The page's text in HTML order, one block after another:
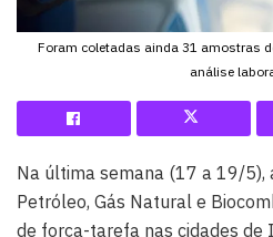
Foram coletadas ainda 31 amostras
análise
Na última semana (17 a 19/5),
Petróleo, Gás Natural e
de força-tarefa nas cidades de